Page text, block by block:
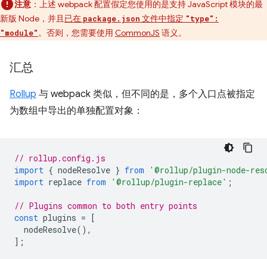
注意 ：上述 webpack 配置假定您使用的是支持 JavaScript 模块的最
新版 Node，并且 已在 package.json 文件中指定 "type":
"module"。否则，您需要使用 CommonJS 语义。
汇总
Rollup 与 webpack 类似，但不同的是，多个入口点被指定
为数组中导出的单独配置对象：
// rollup.config.js
import { nodeResolve } from
'@rollup/plugin-node-
import replace from '@rollup/plugin-replace' ;
// Plugins common to both entry points
const plugins = [
nodeResolve(),
];